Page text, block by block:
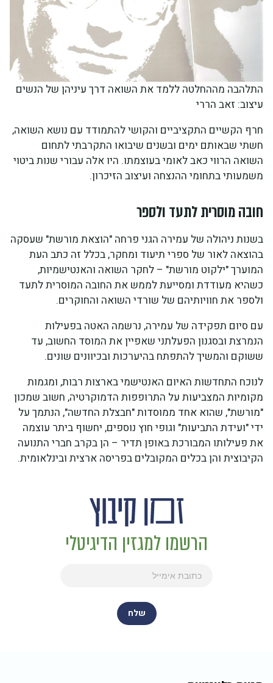
התלהבה מההחלטה ללמד את השואה דרך עיניהן של הנשים
עיצוב: זאב הררי
חרף הקשיים התקציביים והקושי להתמודד עם נושא השואה,
חשתי שבאותם ימים ובשנים שיבואו התקרבתי לתחום
השואה הרווי כאב לאומי בעוצמתו. היו אלה עבורי שנות ביטוי
משמעותי בתחומי ההנצחה ועיצוב הזיכרון.
חובה מוסרית לתעד ולספר
בשנות ניהולה של עמירה הגני פרחה "הוצאת מורשת" שעסקה
בהוצאה לאור של ספרי תיעוד ומחקר, בכלל זה כתב העת
המוערך "ילקוט מורשת" – לחקר השואה והאנטישמיות,
כשהיא מעודדת ומסייעת לממש את החובה המוסרית לתעד
ולספר את חוויותיהם של שורדי השואה והחוקרים.
עם סיום תפקידה של עמירה, נרשמה האטה בפעילות
הנמרצת ובסגנון הפעלתני שאפיין את המוסד החשוב, עד
ששוקם והמשיך להתפתח בהיערכות ובכיוונים שונים.
לנוכח התחדשות האיום האנטישמי בארצות רבות, ומגמות
מקומיות המצביעות על התרופפות הדמוקרטיה, חשוב שמכון
"מורשת", שהוא אחד ממוסדות "חבצלת החדשה", הנתמך על
ידי "ועידת התביעות" וגופי חוץ נוספים, יחשוף ביתר עוצמה
את פעילותו המבורכת באופן תדיר – הן בקרב חברי התנועה
הקיבוצית והן בכלים המקובלים בפריסה ארצית ובינלאומית.
הרשמו למגזין הדיגיטלי